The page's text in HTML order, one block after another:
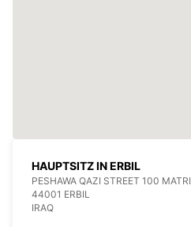
HAUPTSITZ IN ERBIL
PESHAWA QAZI STREET 100 MATRI
44001 ERBIL
IRAQ